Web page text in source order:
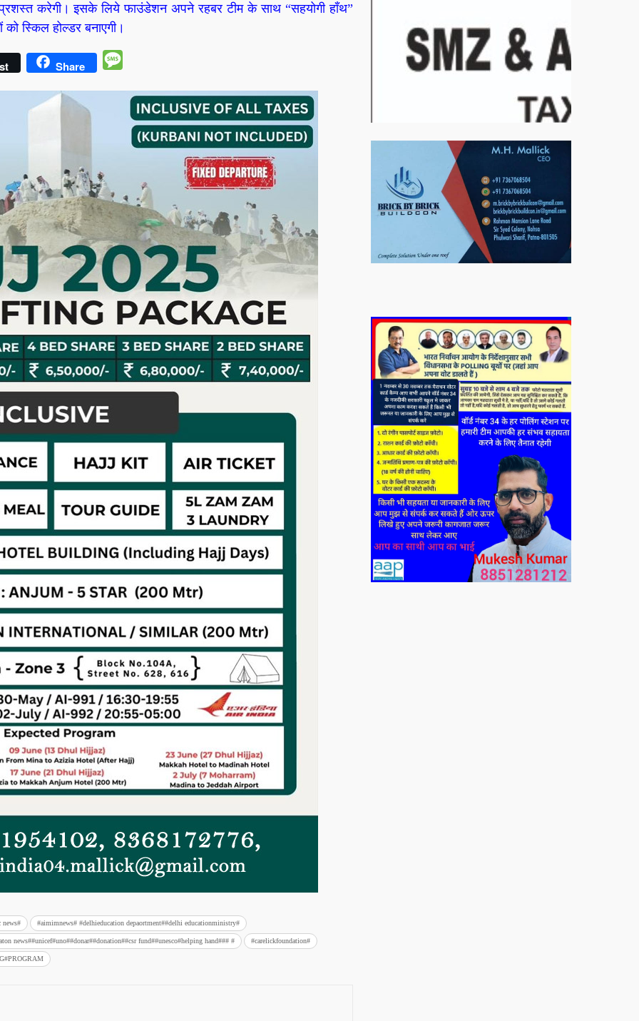
प्रशस्त करेगी। इसके लिये फाउंडेशन अपने रहबर टीम के साथ “सहयोगी हाँथ”
स्किल होल्डर बनाएगी।
Share
news# #aimimnews# #delhieducation depaortment##delhi educationministry#
news##unicef#uno##donar##donation##csr fund##unesco#helping hand### # #carelickfoundation#
बिरादराने मिलात – अतिना वेलफ़ेयर फाउंडेशन, बेरोजगार
महिलाओं के लिए बेहतर स्वयं रोजगार के एक बेहतर अवसर
अतिना वेलफेयर फाउंडेशन – बिहारशरीफ रहबर यूनिट।